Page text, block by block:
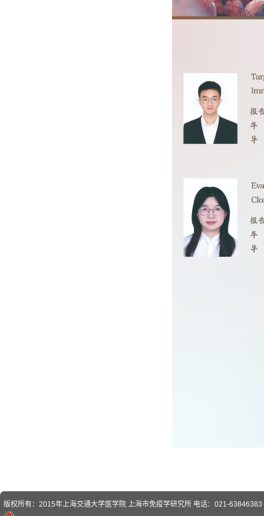
版权所有：2015年上海交通大学医学院 上海市免疫学研究所 电话：021-